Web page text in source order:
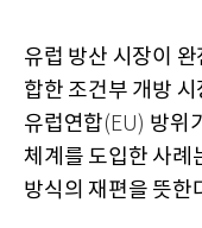
유럽 방산 시장이
합한 조건부 개방
유럽연합(EU) 방위
체계를 도입한 사례
방식의 재편을 뜻한